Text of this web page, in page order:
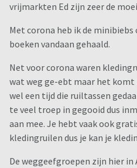
vrijmarkten Ed zijn zeer de
Met corona heb ik de
boeken vandaan gehaald.
Net voor corona waren
wat weg ge-ebt maar het komt
wel een tijd die ruiltassen
te veel troep in gegooid dus
aan mee. Je hebt vaak ook
kledingruilen dus je kan je
De weggeefgroepen zijn hier